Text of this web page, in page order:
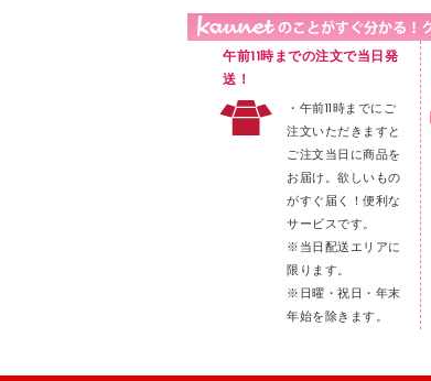
２穴リフィル・２穴インデックス
レターケース
ラベル類
メンディングテープ
メッシュケース／ペンケース
ブックエンド／ブックスタンド
午前11時までの注文で当日発
送！
・午前11時までにご
注文いただきますと
ご注文当日に商品を
お届け。欲しいもの
がすぐ届く！便利な
サービスです。
※当日配送エリアに
限ります。
※日曜・祝日・年末
年始を除きます。